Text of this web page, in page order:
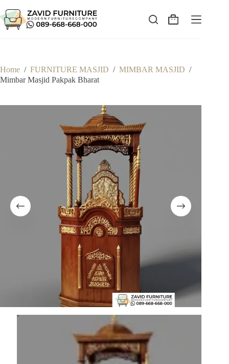
to
content
Shopping
Home / FURNITURE MASJID / MIMBAR MASJID /
Mimbar Masjid Pakpak Bharat